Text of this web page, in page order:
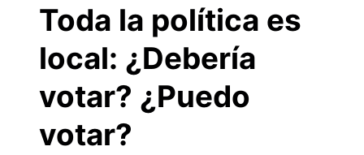
Toda la política es
local: ¿Debería
votar? ¿Puedo
votar?